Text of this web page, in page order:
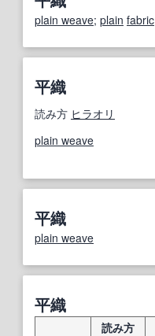
plain weave; plain fabric
平織
読み方 ヒラオリ
plain weave
平織
plain weave
平織
読み方